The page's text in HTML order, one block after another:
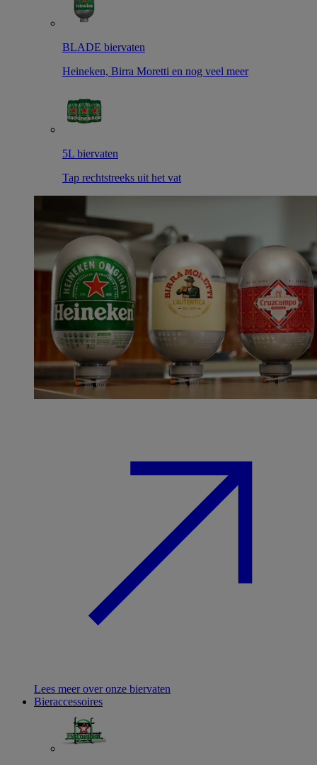
BLADE biervaten
Heineken, Birra Moretti en nog veel meer
5L biervaten
Tap rechtstreeks uit het vat
Lees meer over onze biervaten
Bieraccessoires